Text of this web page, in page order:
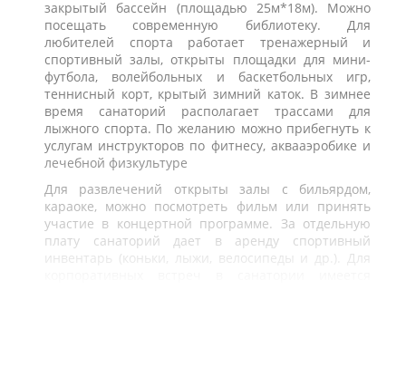
закрытый бассейн (площадью 25м*18м). Можно
посещать современную библиотеку. Для
любителей спорта работает тренажерный и
спортивный залы, открыты площадки для мини-
футбола, волейбольных и баскетбольных игр,
теннисный корт, крытый зимний каток. В зимнее
время санаторий располагает трассами для
лыжного спорта. По желанию можно прибегнуть к
услугам инструкторов по фитнесу, аквааэробике и
лечебной физкультуре
Для развлечений открыты залы с бильярдом,
караоке, можно посмотреть фильм или принять
участие в концертной программе. За отдельную
плату санаторий дает в аренду спортивный
инвентарь (коньки, лыжи, велосипеды и др.). Для